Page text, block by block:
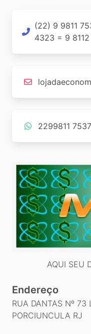
(22) 9 9811
4323 = 9
2299811 7537
AQUI SEU
Endereço
RUA DANTAS Nº 73
PORCIUNCULA RJ